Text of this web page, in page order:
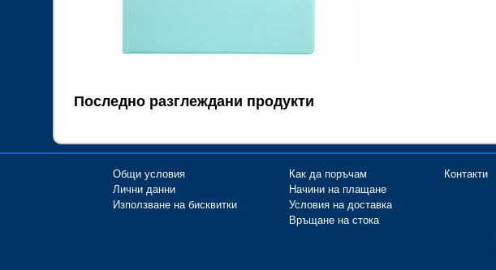
Последно разглеждани продукти
Общи условия
Лични данни
Използване на бисквитки
Как да поръчам
Начини на плащане
Условия на доставка
Връщане на стока
Контакти